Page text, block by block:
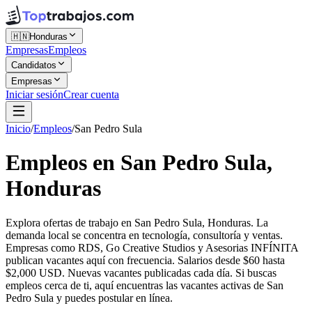
🇭🇳Honduras
EmpresasEmpleos
Candidatos
Empresas
Iniciar sesiónCrear cuenta
Inicio/Empleos/San Pedro Sula
Empleos en San Pedro Sula,
Honduras
Explora ofertas de trabajo en San Pedro Sula, Honduras. La
demanda local se concentra en tecnología, consultoría y ventas.
Empresas como RDS, Go Creative Studios y Asesorias INFÍNITA
publican vacantes aquí con frecuencia. Salarios desde $60 hasta
$2,000 USD. Nuevas vacantes publicadas cada día. Si buscas
empleos cerca de ti, aquí encuentras las vacantes activas de San
Pedro Sula y puedes postular en línea.